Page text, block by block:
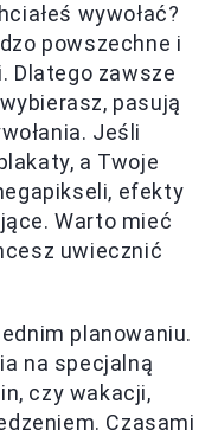
wywołać?
powszechne i
Dlatego zawsze
pasują
Jeśli
a Twoje
efekty
Warto mieć
uwiecznić
planowaniu.
na specjalną
czy wakacji,
Czasami